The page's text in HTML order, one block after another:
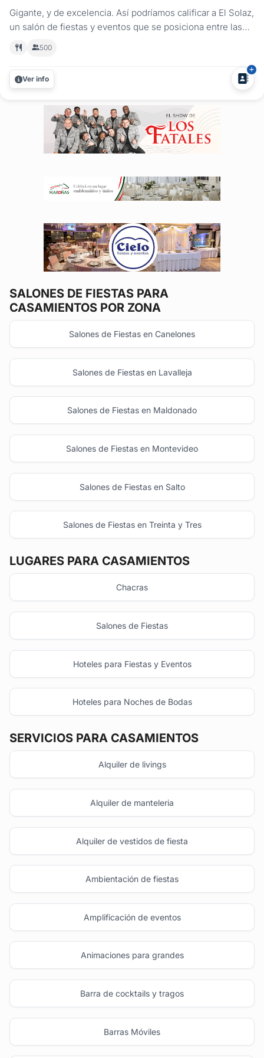
Gigante, y de excelencia. Así podríamos calificar a El Solaz,
un salón de fiestas y eventos que se posiciona entre las
Tres. El Solaz es realmente, un gran espacio para las
fiestas, su amplio mobiliario y la comodidad del espacio lo
definen...
500
Ver info
SALONES DE FIESTAS PARA
CASAMIENTOS POR ZONA
Salones de Fiestas en Canelones
Salones de Fiestas en Lavalleja
Salones de Fiestas en Maldonado
Salones de Fiestas en Montevideo
Salones de Fiestas en Salto
Salones de Fiestas en Treinta y Tres
LUGARES PARA CASAMIENTOS
Chacras
Salones de Fiestas
Hoteles para Fiestas y Eventos
Hoteles para Noches de Bodas
SERVICIOS PARA CASAMIENTOS
Alquiler de livings
Alquiler de manteleria
Alquiler de vestidos de fiesta
Ambientación de fiestas
Amplificación de eventos
Animaciones para grandes
Barra de cocktails y tragos
Barras Móviles